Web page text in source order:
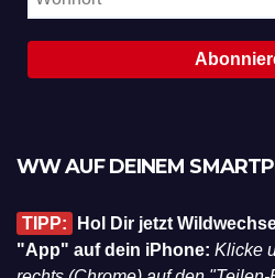
WW AUF DEINEM
TIPP:
Hol Dir jetzt
"App" auf dein iPhone: Klicke